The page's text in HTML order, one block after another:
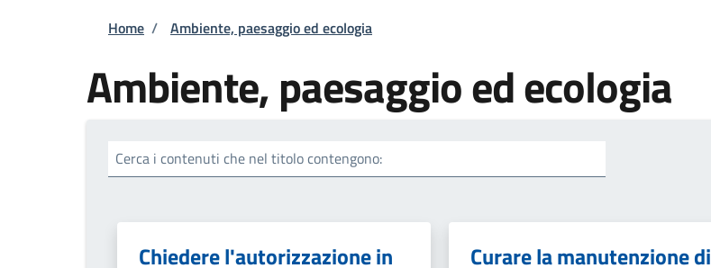
Briciole di pane
Home / Ambiente, paesaggio ed ecologia
Ambiente, paesaggio ed ecologia
Cerca i contenuti che nel titolo contengono:
Chiedere l'autorizzazione in Curare la manutenzione di